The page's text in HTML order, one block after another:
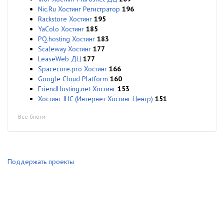
Nic.Ru Хостинг Регистратор 196
Rackstore Хостинг 195
YaColo Хостинг 185
PQ.hosting Хостинг 183
Scaleway Хостинг 177
LeaseWeb ДЦ 177
Spacecore.pro Хостинг 166
Google Cloud Platform 160
FriendHosting.net Хостинг 153
Хостинг IHC (Интернет Хостинг Центр) 151
Все блоги
Поддержать проекты